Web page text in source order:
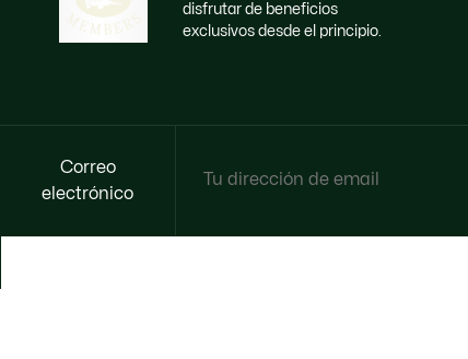
disfrutar de beneficios
exclusivos desde el principio.
Correo
electrónico